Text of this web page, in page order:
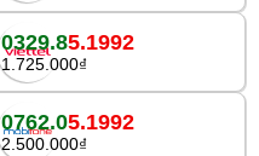
0329.85.1992
1.725.000₫
0762.05.1992
2.500.000₫